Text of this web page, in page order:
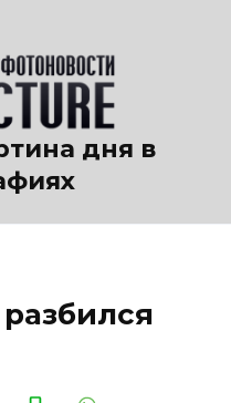
дня в